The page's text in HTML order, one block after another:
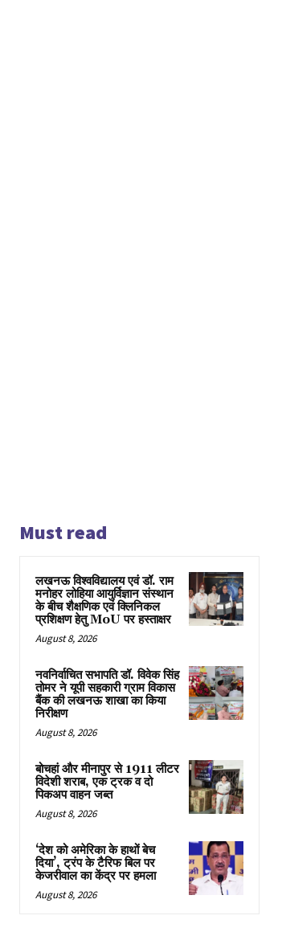
Must read
लखनऊ विश्वविद्यालय एवं डॉ. राम
मनोहर लोहिया आयुर्विज्ञान संस्थान
के बीच शैक्षणिक एवं क्लिनिकल
प्रशिक्षण हेतु MoU पर हस्ताक्षर
August 8, 2026
नवनिर्वाचित सभापति डॉ. विवेक सिंह
तोमर ने यूपी सहकारी ग्राम विकास
बैंक की लखनऊ शाखा का किया
निरीक्षण
August 8, 2026
बोचहां और मीनापुर से 1911 लीटर
विदेशी शराब, एक ट्रक व दो
पिकअप वाहन जब्त
August 8, 2026
‘देश को अमेरिका के हाथों बेच
दिया’, ट्रंप के टैरिफ बिल पर
केजरीवाल का केंद्र पर हमला
August 8, 2026